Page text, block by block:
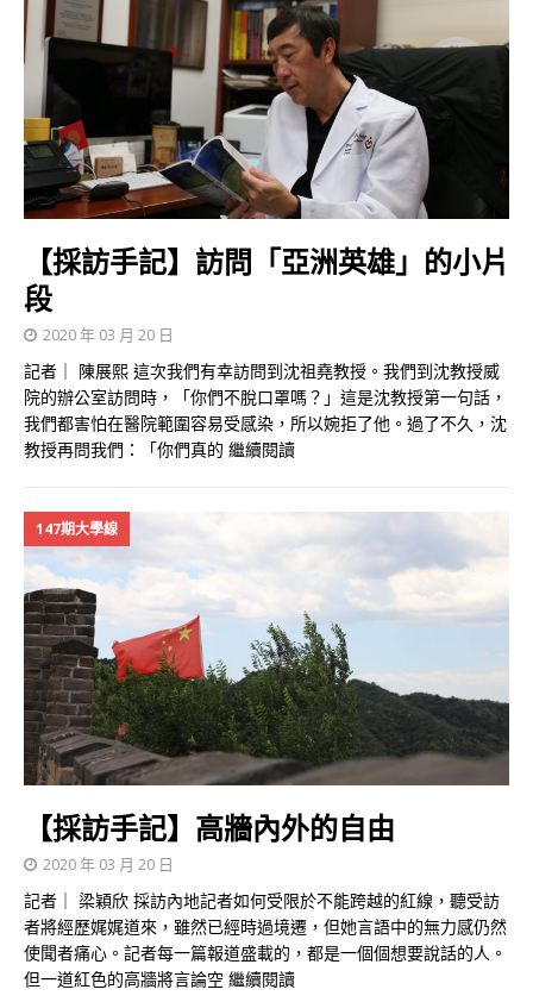
【採訪手記】訪問「亞洲英雄」的小片
段
2020 年 03 月 20 日
記者｜ 陳展熙 這次我們有幸訪問到沈祖堯教授。我們到沈教授威
院的辦公室訪問時，「你們不脫口罩嗎？」這是沈教授第一句話，
我們都害怕在醫院範圍容易受感染，所以婉拒了他。過了不久，沈
教授再問我們：「你們真的 繼續閱讀
147期大學線
【採訪手記】高牆內外的自由
2020 年 03 月 20 日
記者｜ 梁穎欣 採訪內地記者如何受限於不能跨越的紅線，聽受訪
者將經歷娓娓道來，雖然已經時過境遷，但她言語中的無力感仍然
使聞者痛心。記者每一篇報道盛載的，都是一個個想要說話的人。
但一道紅色的高牆將言論空 繼續閱讀